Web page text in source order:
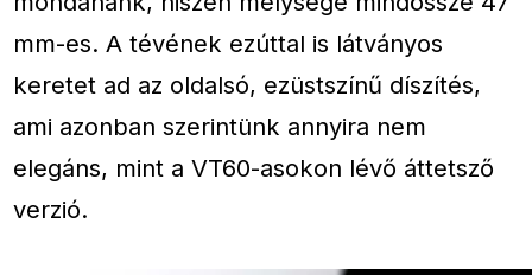
mm-es. A tévének ezúttal is látványos
keretet ad az oldalsó, ezüstszínű díszítés,
ami azonban szerintünk annyira nem
elegáns, mint a VT60-asokon lévő áttetsző
verzió.